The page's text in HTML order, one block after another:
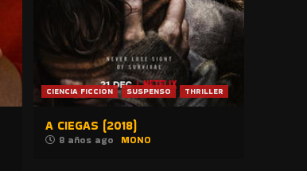
CIENCIA FICCION SUSPENSO THRILLER
A CIEGAS (2018)
8 años ago MONO